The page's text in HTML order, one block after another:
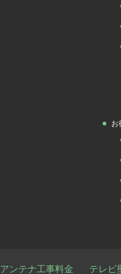
お
アンテナ工事料金 テレビ